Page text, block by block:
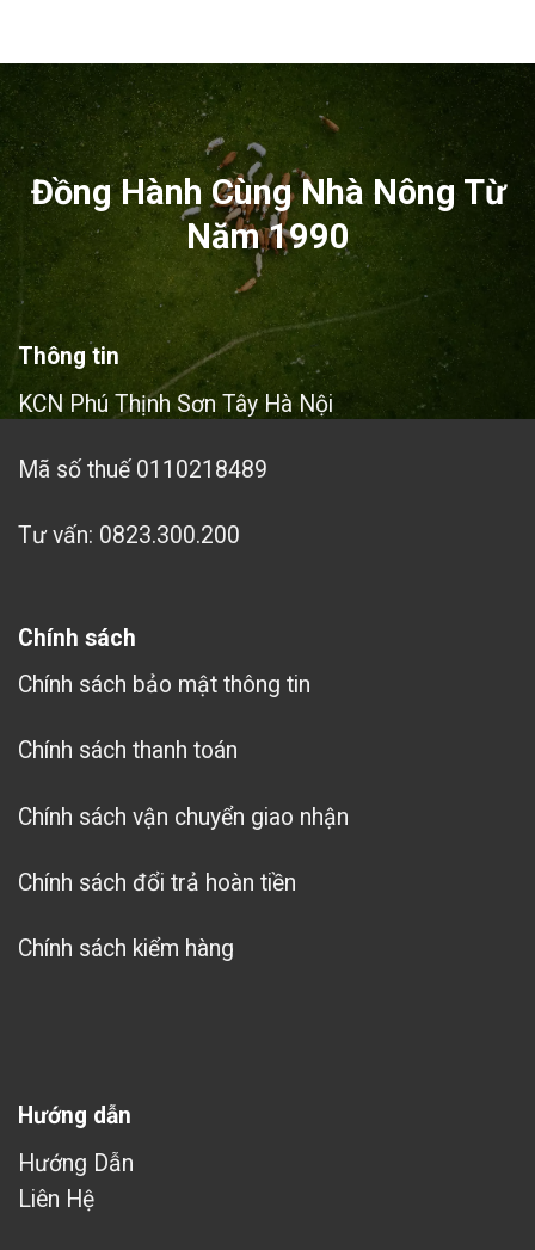
Đồng Hành Cùng Nhà Nông Từ
Năm 1990
Thông tin
KCN Phú Thịnh Sơn Tây Hà Nội
Mã số thuế 0110218489
Tư vấn: 0823.300.200
Chính sách
Chính sách bảo mật thông tin
Chính sách thanh toán
Chính sách vận chuyển giao nhận
Chính sách đổi trả hoàn tiền
Chính sách kiểm hàng
Hướng dẫn
Hướng Dẫn
Liên Hệ